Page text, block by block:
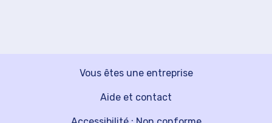
Vous êtes une entreprise
Aide et contact